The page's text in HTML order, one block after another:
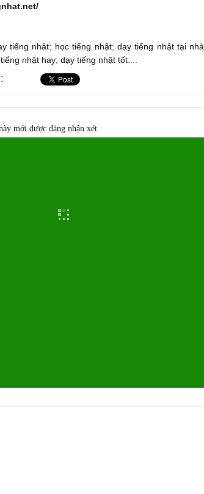
tiếng nhât; học tiếng nhật; dạy tiếng nhật tại nhà
tiếng nhật hay; dạy tiếng nhật tốt
mới được đăng nhận xét.